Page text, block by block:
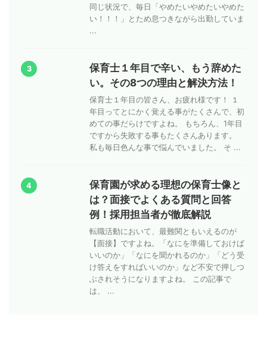
同じ状況で、毎日「やめたいやめたいやめた
い！！！」とため息つきながら出勤していま
...
3
保育士１年目で辛い、もう辞めた
い。その8つの理由と解決方法！
保育士１年目の皆さん、お疲れ様です！ １
年目ってとにかく覚える事がたくさんで、初
めての事だらけですよね。 もちろん、1年目
ですから失敗する事もたくさんあります。
私も毎日色んな事で悩んでいました。 そ ...
4
保育園が求める理想の保育士像と
は？面接でよくある質問と回答
例！採用担当者が徹底解説
転職活動において、最難関ともいえるのが
【面接】ですよね。「なにを準備しておけば
いいのか」「なにを聞かれるのか」「どう受
け答えをすればいいのか」など不安で押しつ
ぶされそうになりますよね。 この記事で
は、 ...